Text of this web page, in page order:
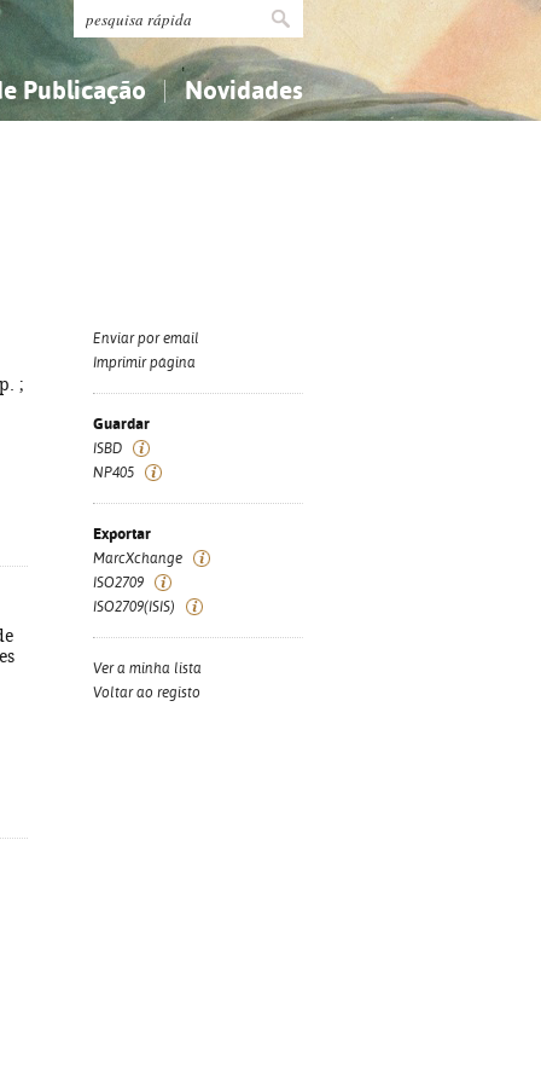
Publicação Novidades
;
Enviar por email
Imprimir página
Guardar
ISBD
NP405
Exportar
MarcXchange
ISO2709
ISO2709(ISIS)
Ver a minha lista
Voltar ao registo